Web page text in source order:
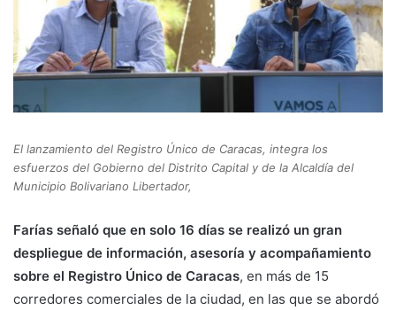
El lanzamiento del Registro Único de Caracas, integra los
esfuerzos del Gobierno del Distrito Capital y de la Alcaldía del
Municipio Bolivariano Libertador,
Farías señaló que en solo 16 días se realizó un gran
despliegue de información, asesoría y acompañamiento
sobre el Registro Único de Caracas, en más de 15
corredores comerciales de la ciudad, en las que se abordó